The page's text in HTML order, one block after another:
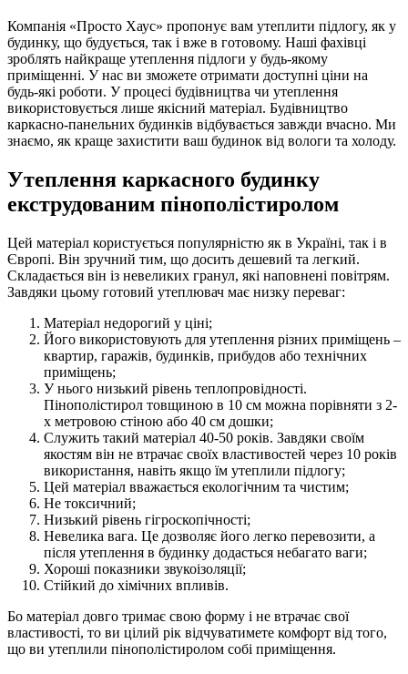
Компанія «Просто Хаус» пропонує вам утеплити підлогу, як у
будинку, що будується, так і вже в готовому. Наші фахівці
зроблять найкраще утеплення підлоги у будь-якому
приміщенні. У нас ви зможете отримати доступні ціни на
будь-які роботи. У процесі будівництва чи утеплення
використовується лише якісний матеріал. Будівництво
каркасно-панельних будинків відбувається завжди вчасно. Ми
знаємо, як краще захистити ваш будинок від вологи та холоду.
Утеплення каркасного будинку
екструдованим пінополістиролом
Цей матеріал користується популярністю як в Україні, так і в
Європі. Він зручний тим, що досить дешевий та легкий.
Складається він із невеликих гранул, які наповнені повітрям.
Завдяки цьому готовий утеплювач має низку переваг:
Матеріал недорогий у ціні;
Його використовують для утеплення різних приміщень –
квартир, гаражів, будинків, прибудов або технічних
приміщень;
У нього низький рівень теплопровідності.
Пінополістирол товщиною в 10 см можна порівняти з 2-
х метровою стіною або 40 см дошки;
Служить такий матеріал 40-50 років. Завдяки своїм
якостям він не втрачає своїх властивостей через 10 років
використання, навіть якщо їм утеплили підлогу;
Цей матеріал вважається екологічним та чистим;
Не токсичний;
Низький рівень гігроскопічності;
Невелика вага. Це дозволяє його легко перевозити, а
після утеплення в будинку додасться небагато ваги;
Хороші показники звукоізоляції;
Стійкий до хімічних впливів.
Бо матеріал довго тримає свою форму і не втрачає свої
властивості, то ви цілий рік відчуватимете комфорт від того,
що ви утеплили пінополістиролом собі приміщення.